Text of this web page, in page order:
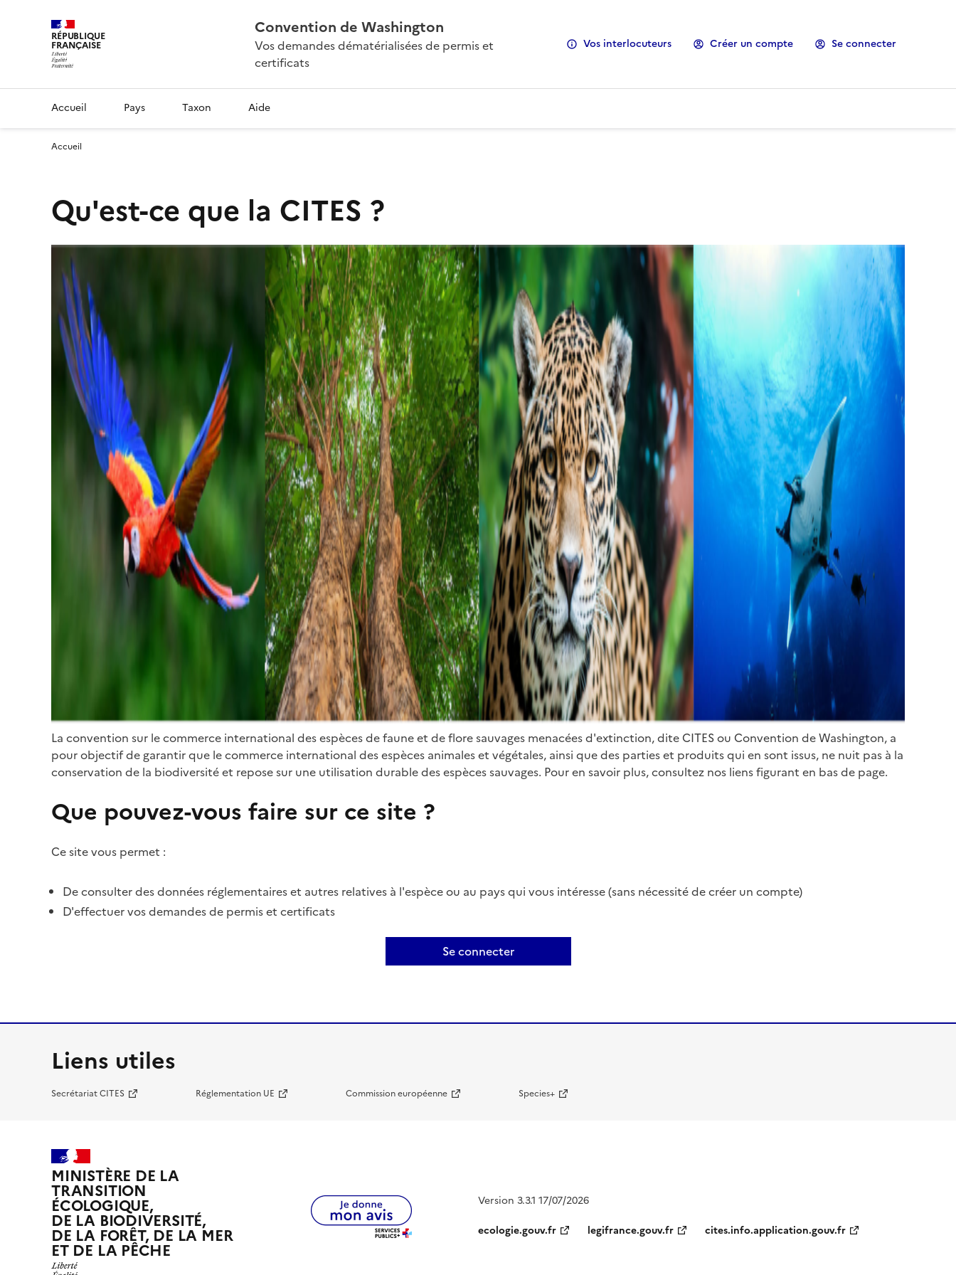
RÉPUBLIQUE
FRANÇAISE
Convention de Washington
Vos demandes dématérialisées de permis et
certificats
Vos interlocuteurs Créer un compte Se connecter
Accueil Pays Taxon Aide
Accueil
Qu'est-ce que la CITES ?
La convention sur le commerce international des espèces de faune et de flore sauvages menacées d'extinction, dite CITES ou Convention de Washington, a
pour objectif de garantir que le commerce international des espèces animales et végétales, ainsi que des parties et produits qui en sont issus, ne nuit pas à la
conservation de la biodiversité et repose sur une utilisation durable des espèces sauvages. Pour en savoir plus, consultez nos liens figurant en bas de page.
Que pouvez-vous faire sur ce site ?
Ce site vous permet :
De consulter des données réglementaires et autres relatives à l'espèce ou au pays qui vous intéresse (sans nécessité de créer un compte)
D'effectuer vos demandes de permis et certificats
Se connecter
Liens utiles
Secrétariat CITES Réglementation UE Commission européenne Species+
MINISTÈRE DE LA
TRANSITION
ÉCOLOGIQUE,
DE LA BIODIVERSITÉ,
DE LA FORÊT, DE LA MER
ET DE LA PÊCHE
Version 3.3.1 17/07/2026
ecologie.gouv.fr
legifrance.gouv.fr cites.info.application.gouv.fr